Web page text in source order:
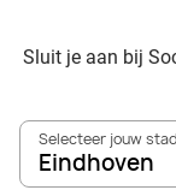
Sluit je aan bij
Selecteer jouw
Eindhoven
Ervaar de
Voordelig
Eindhoven
Ervaar de warme